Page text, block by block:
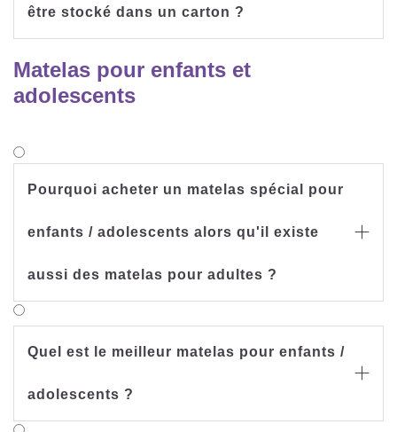
être stocké dans un carton ?
Matelas pour enfants et
adolescents
Pourquoi acheter un matelas spécial pour
enfants / adolescents alors qu'il existe
aussi des matelas pour adultes ?

Quel est le meilleur matelas pour enfants /
adolescents ?
